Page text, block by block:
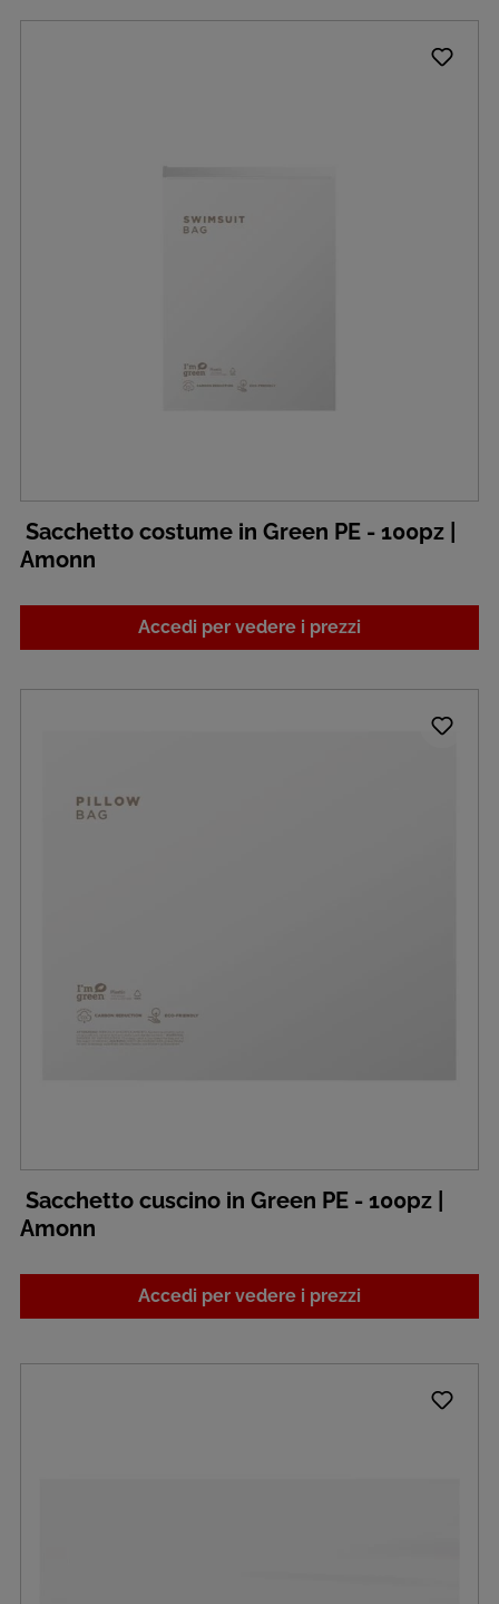
Sacchetto costume in Green PE - 100pz |
Amonn
Accedi per vedere i prezzi
Sacchetto cuscino in Green PE - 100pz |
Amonn
Accedi per vedere i prezzi